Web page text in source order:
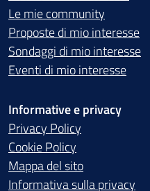
Le mie community
Proposte di mio interesse
Sondaggi di mio interesse
Eventi di mio interesse
Informative e privacy
Privacy Policy
Cookie Policy
Mappa del sito
Informativa sulla privacy